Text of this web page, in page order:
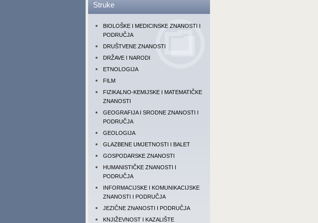
Struke
BIOLOŠKE I MEDICINSKE ZNANOSTI I
PODRUČJA
DRUŠTVENE ZNANOSTI
DRŽAVE I NARODI
ETNOLOGIJA
FILM
FIZIKALNO-KEMIJSKE I MATEMATIČKE
ZNANOSTI
GEOGRAFIJA I SRODNE ZNANOSTI I
PODRUČJA
GEOLOGIJA
GLAZBENE UMJETNOSTI I BALET
GOSPODARSKE ZNANOSTI
HUMANISTIČKE ZNANOSTI I
PODRUČJA
INFORMACIJSKE I KOMUNIKACIJSKE
ZNANOSTI I PODRUČJA
JEZIČNE ZNANOSTI I PODRUČJA
KNJIŽEVNOST I KAZALIŠTE